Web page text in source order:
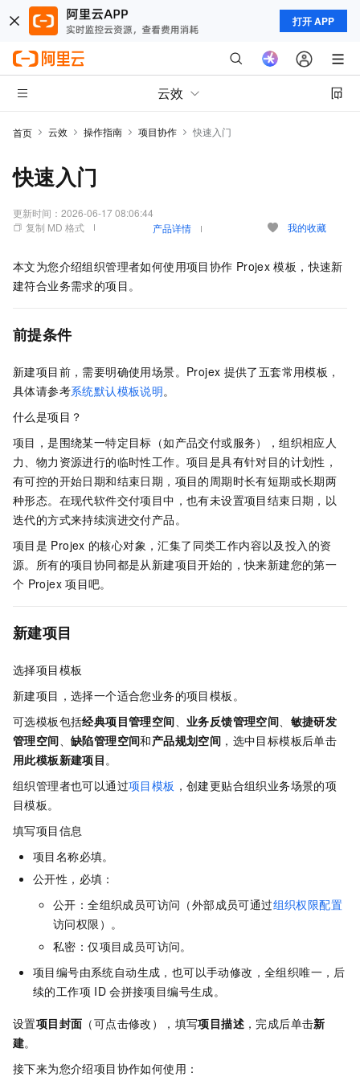
打开 APP
云效
首页 云效 操作指南 项目协作 快速入门
快速入门
更新时间： 2026-06-17 08:06:44
复制 MD 格式
产品详情 我的收藏
本文为您介绍组织管理者如何使用项目协作 Projex 模板，快速新
建符合业务需求的项目。
前提条件
新建项目前，需要明确使用场景。Projex 提供了五套常用模板，
具体请参考系统默认模板说明。
什么是项目？
项目，是围绕某一特定目标（如产品交付或服务），组织相应人
力、物力资源进行的临时性工作。项目是具有针对目的计划性，
有可控的开始日期和结束日期，项目的周期时长有短期或长期两
种形态。在现代软件交付项目中，也有未设置项目结束日期，以
迭代的方式来持续演进交付产品。
项目是 Projex 的核心对象，汇集了同类工作内容以及投入的资
源。所有的项目协同都是从新建项目开始的，快来新建您的第一
个 Projex 项目吧。
新建项目
选择项目模板
新建项目，选择一个适合您业务的项目模板。
可选模板包括经典项目管理空间、业务反馈管理空间、 敏捷研发
管理空间、缺陷管理空间和产品规划空间 ，选中目标模板后单击
用此模板新建项目。
组织管理者也可以通过项目模板 ，创建更贴合组织业务场景的项
目模板。
填写项目信息
项目名称必填。
公开性，必填：
公开：全组织成员可访问（外部成员可通过组织权限配置
访问权限）。
私密：仅项目成员可访问。
项目编号由系统自动生成，也可以手动修改，全组织唯一，后
续的工作项 ID 会拼接项目编号生成。
设置项目封面 （可点击修改），填写项目描述 ，完成后单击新
建。
接下来为您介绍项目协作如何使用：